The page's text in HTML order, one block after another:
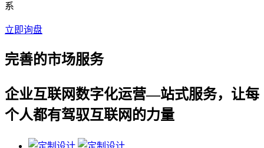
系
立即询盘
完善的市场服务
企业互联网数字化运营—站式服务，让每
个人都有驾驭互联网的力量